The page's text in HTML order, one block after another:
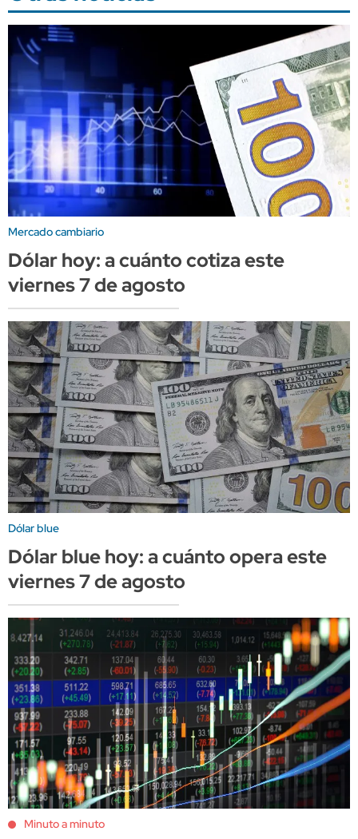
Mercado cambiario
Dólar hoy: a cuánto cotiza este
viernes 7 de agosto
Dólar blue
Dólar blue hoy: a cuánto opera este
viernes 7 de agosto
Minuto a minuto